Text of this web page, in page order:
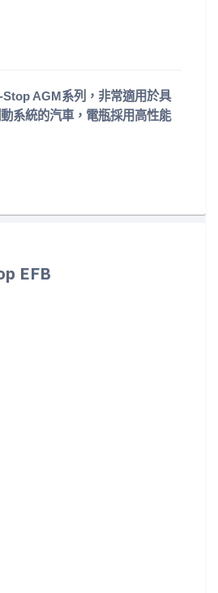
AGM系列，非常適用於具
系統的汽車，電瓶採用高性能
EFB